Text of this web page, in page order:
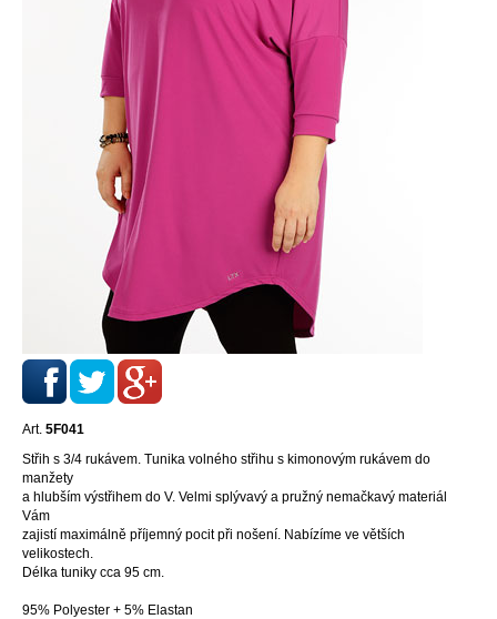
Art. 5F041
Střih s 3/4 rukávem. Tunika volného střihu s kimonovým rukávem do
manžety
a hlubším výstřihem do V. Velmi splývavý a pružný nemačkavý materiál
Vám
zajistí maximálně příjemný pocit při nošení. Nabízíme ve větších
velikostech.
Délka tuniky cca 95 cm.
95% Polyester + 5% Elastan